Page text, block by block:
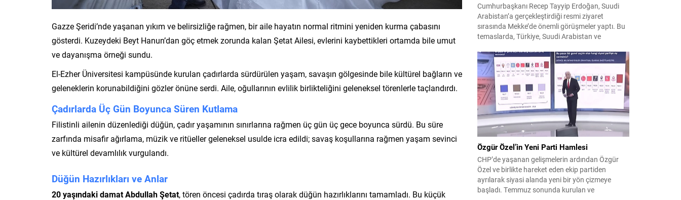
Gazze Şeridi’nde yaşanan yıkım ve belirsizliğe rağmen, bir aile hayatın normal ritmini yeniden kurma çabasını
gösterdi. Kuzeydeki Beyt Hanun’dan göç etmek zorunda kalan Şetat Ailesi, evlerini kaybettikleri ortamda bile umut
ve dayanışma örneği sundu.
El-Ezher Üniversitesi kampüsünde kurulan çadırlarda sürdürülen yaşam, savaşın gölgesinde bile kültürel bağların ve
geleneklerin korunabildiğini gözler önüne serdi. Aile, oğullarının evlilik birlikteliğini geleneksel törenlerle taçlandırdı.
Çadırlarda Üç Gün Boyunca Süren Kutlama
Filistinli ailenin düzenlediği düğün, çadır yaşamının sınırlarına rağmen üç gün üç gece boyunca sürdü. Bu süre
zarfında misafir ağırlama, müzik ve ritüeller geleneksel usulde icra edildi; savaş koşullarına rağmen yaşam sevinci
ve kültürel devamlılık vurgulandı.
Düğün Hazırlıkları ve Anlar
20 yaşındaki damat Abdullah Şetat, tören öncesi çadırda tıraş olarak düğün hazırlıklarını tamamladı. Bu küçük
Cumhurbaşkanı Recep Tayyip Erdoğan, Suudi
Arabistan’a gerçekleştirdiği resmi ziyaret
sırasında Mekke’de önemli görüşmeler yaptı. Bu
temaslarda, Türkiye, Suudi Arabistan ve
birliği çerçevesi oluşturuldu. Ziyaretin en somut
çıktısı, üç ülkenin imza attığı Mekke Ortak
Savunma Anlaşması oldu. Anlaşma; ortak
güvenlik yaklaşımıyla bölgesel barış, istikrar...
Özgür Özel’in Yeni Parti Hamlesi
CHP’de yaşanan gelişmelerin ardından Özgür
Özel ve birlikte hareket eden ekip partiden
ayrılarak siyasi alanda yeni bir yön çizmeye
başladı. Temmuz sonunda kurulan ve